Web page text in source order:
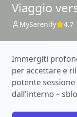
Viaggio
MySerenify 4.7
Immergiti
per accettare e
potente
dall'interno –